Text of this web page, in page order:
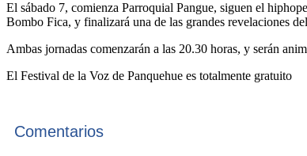
El sábado 7, comienza Parroquial Pangue, siguen el
Bombo Fica, y finalizará una de las grandes revelaciones
Ambas jornadas comenzarán a las 20.30 horas, y serán
El Festival de la Voz de Panquehue es totalmente gratuito
Comentarios